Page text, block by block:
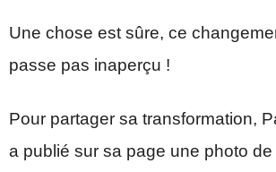
Une chose est sûre, ce
passe pas inaperçu !
Pour partager sa transformation,
a publié sur sa page une photo